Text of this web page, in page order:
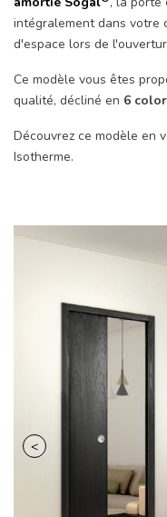
intégralement dans votre
d'espace lors de
Ce modèle vous êtes
qualité, décliné en 6
Découvrez ce modèle en
Isotherme.
Retour